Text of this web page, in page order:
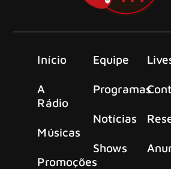
Início
A
Rádio
Músicas
Promoções
Equipe
Programas
Notícias
Shows